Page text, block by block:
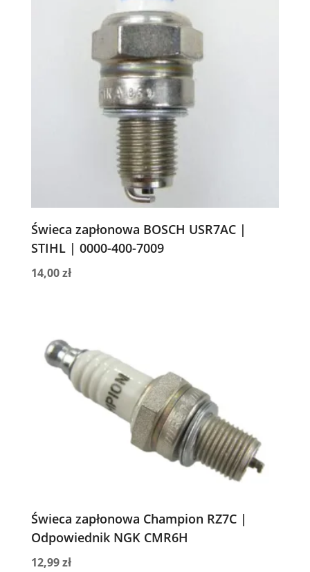
Świeca zapłonowa BOSCH USR7AC |
STIHL | 0000-400-7009
14,00zł
Świeca zapłonowa Champion RZ7C |
Odpowiednik NGK CMR6H
12,99zł